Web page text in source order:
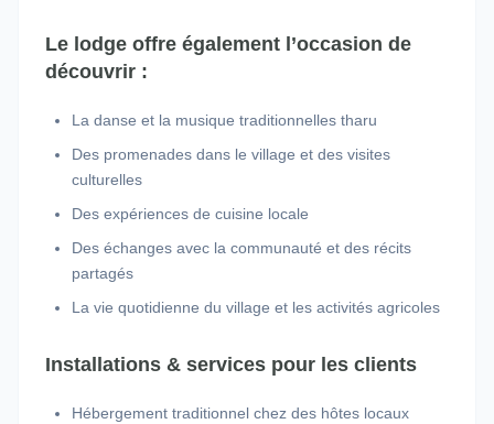
Le lodge offre également l’occasion de
découvrir :
La danse et la musique traditionnelles tharu
Des promenades dans le village et des visites
culturelles
Des expériences de cuisine locale
Des échanges avec la communauté et des récits
partagés
La vie quotidienne du village et les activités agricoles
Installations & services pour les clients
Hébergement traditionnel chez des hôtes locaux